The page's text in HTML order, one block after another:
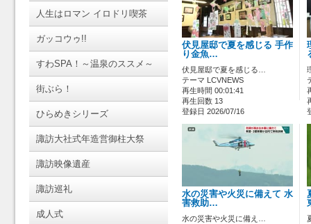
人生はロマン イロドリ喫茶
ガッコウゥ!!
すわSPA！～温泉のススメ～
街ぶら！
ひらめきシリーズ
諏訪大社式年造営御柱大祭
諏訪映像遺産
諏訪巡礼
成人式
伏見屋邸で夏を感じる 手作
り金魚…
伏見屋邸で夏を感じる…
テーマ LCVNEWS
再生時間 00:01:41
再生回数 13
登録日 2026/07/16
水の災害や火災に備えて 水
害救助…
水の災害や火災に備え…